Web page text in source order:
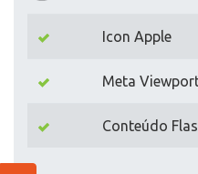
Icon Apple
Meta
Conteúdo